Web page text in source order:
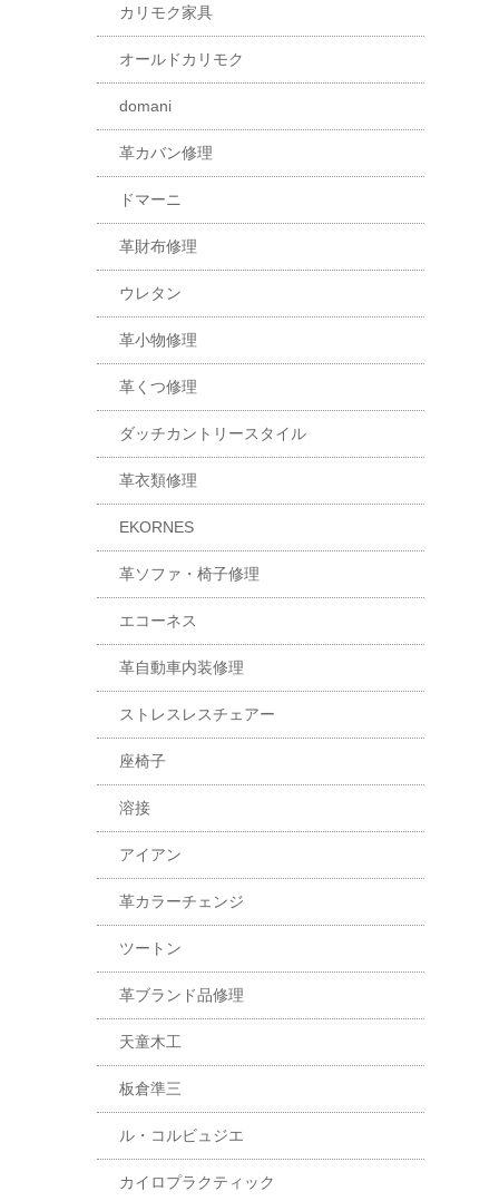
カリモク家具
オールドカリモク
domani
革カバン修理
ドマーニ
革財布修理
ウレタン
革小物修理
革くつ修理
ダッチカントリースタイル
革衣類修理
EKORNES
革ソファ・椅子修理
エコーネス
革自動車内装修理
ストレスレスチェアー
座椅子
溶接
アイアン
革カラーチェンジ
ツートン
革ブランド品修理
天童木工
板倉準三
ル・コルビュジエ
カイロプラクティック